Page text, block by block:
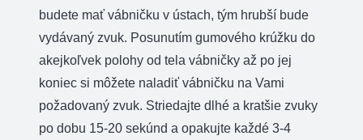
budete mať vábničku v ústach, tým hrubší bude
vydávaný zvuk. Posunutím gumového krúžku do
akejkoľvek polohy od tela vábničky až po jej
koniec si môžete naladiť vábničku na Vami
požadovaný zvuk. Striedajte dlhé a kratšie zvuky
po dobu 15-20 sekúnd a opakujte každé 3-4